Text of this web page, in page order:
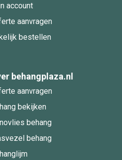
account
aanvragen
bestellen
behangplaza.nl
aanvragen
bekijken
behang
behang